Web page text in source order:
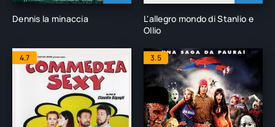
Dennis la minaccia
L'allegro mondo di Stanlio e
Ollio
4.7 3.5